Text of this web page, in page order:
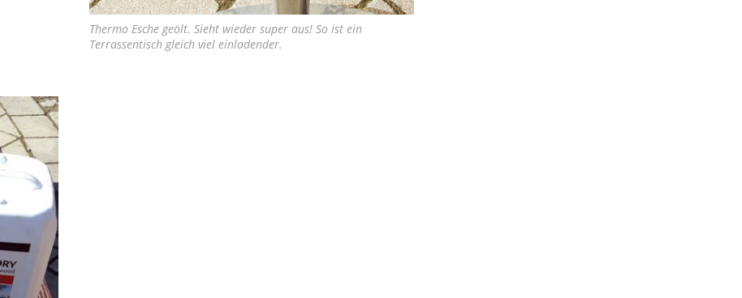
Thermo Esche geölt. Sieht wieder super aus! So ist ein
Terrassentisch gleich viel einladender.